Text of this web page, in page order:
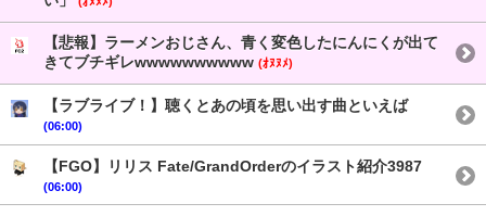
【悲報】ラーメンおじさん、青く変色したにんにくが出て
きてブチギレwwwwwwwwww (ｵﾇﾇﾒ)
【ラブライブ！】聴くとあの頃を思い出す曲といえば
(06:00)
【FGO】リリス Fate/GrandOrderのイラスト紹介3987
(06:00)